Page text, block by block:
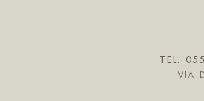
TEL:
VIA